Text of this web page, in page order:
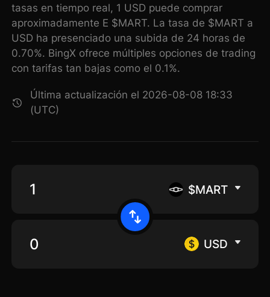
tasas en tiempo real, 1 USD puede comprar
aproximadamente E $MART. La tasa de $MART a
USD ha presenciado una subida de 24 horas de
0.70%. BingX ofrece múltiples opciones de trading
con tarifas tan bajas como el 0.1%.
Última actualización el 2026-08-08 18:33
(UTC)
$MART
USD